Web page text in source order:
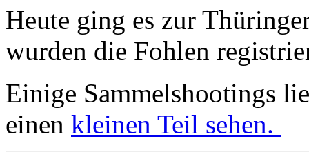
Heute ging es zur
wurden die Fohlen
Einige Sammelshootings
einen kleinen Teil sehen.